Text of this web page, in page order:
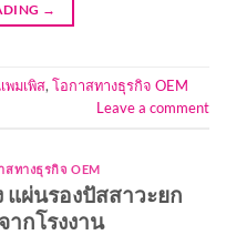
→
พมเพิส,โอกาสทางธุรกิจ OEM
Leave a comment
สทางธุรกิจ OEM
ผ่นรองปัสสาวะยก
ากโรงงาน